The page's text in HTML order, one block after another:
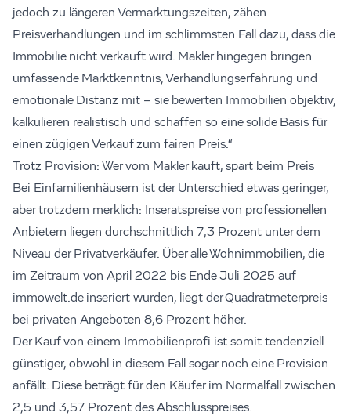
jedoch zu längeren Vermarktungszeiten, zähen
Preisverhandlungen und im schlimmsten Fall dazu, dass die
Immobilie nicht verkauft wird. Makler hingegen bringen
umfassende Marktkenntnis, Verhandlungserfahrung und
emotionale Distanz mit – sie bewerten Immobilien objektiv,
kalkulieren realistisch und schaffen so eine solide Basis für
einen zügigen Verkauf zum fairen Preis.“
Trotz Provision: Wer vom Makler kauft, spart beim Preis
Bei Einfamilienhäusern ist der Unterschied etwas geringer,
aber trotzdem merklich: Inseratspreise von professionellen
Anbietern liegen durchschnittlich 7,3 Prozent unter dem
Niveau der Privatverkäufer. Über alle Wohnimmobilien, die
im Zeitraum von April 2022 bis Ende Juli 2025 auf
immowelt.de inseriert wurden, liegt der Quadratmeterpreis
bei privaten Angeboten 8,6 Prozent höher.
Der Kauf von einem Immobilienprofi ist somit tendenziell
günstiger, obwohl in diesem Fall sogar noch eine Provision
anfällt. Diese beträgt für den Käufer im Normalfall zwischen
2,5 und 3,57 Prozent des Abschlusspreises.